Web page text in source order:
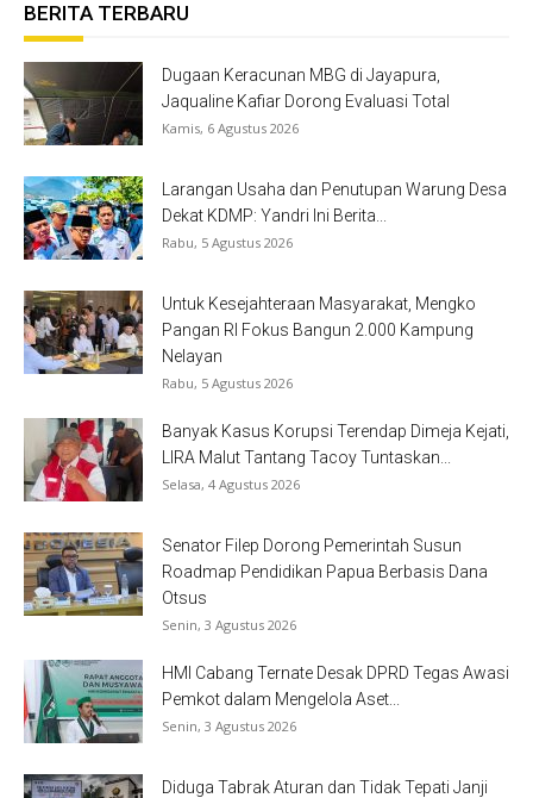
BERITA TERBARU
Dugaan Keracunan MBG di Jayapura,
Jaqualine Kafiar Dorong Evaluasi Total
Kamis, 6 Agustus 2026
Larangan Usaha dan Penutupan Warung Desa
Dekat KDMP: Yandri Ini Berita...
Rabu, 5 Agustus 2026
Untuk Kesejahteraan Masyarakat, Mengko
Pangan RI Fokus Bangun 2.000 Kampung
Nelayan
Rabu, 5 Agustus 2026
Banyak Kasus Korupsi Terendap Dimeja Kejati,
LIRA Malut Tantang Tacoy Tuntaskan...
Selasa, 4 Agustus 2026
Senator Filep Dorong Pemerintah Susun
Roadmap Pendidikan Papua Berbasis Dana
Otsus
Senin, 3 Agustus 2026
HMI Cabang Ternate Desak DPRD Tegas Awasi
Pemkot dalam Mengelola Aset...
Senin, 3 Agustus 2026
Diduga Tabrak Aturan dan Tidak Tepati Janji